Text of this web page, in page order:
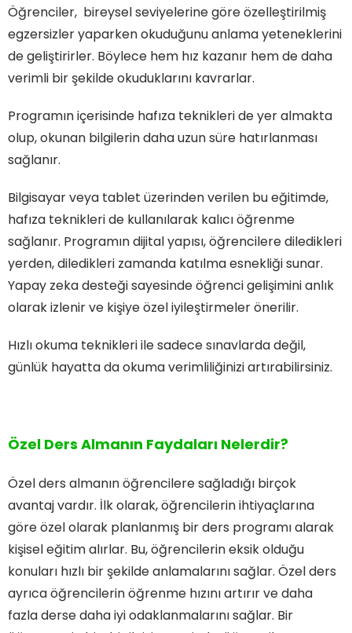
Öğrenciler, bireysel seviyelerine göre özelleştirilmiş
egzersizler yaparken okuduğunu anlama yeteneklerini
de geliştirirler. Böylece hem hız kazanır hem de daha
verimli bir şekilde okuduklarını kavrarlar.
Programın içerisinde hafıza teknikleri de yer almakta
olup, okunan bilgilerin daha uzun süre hatırlanması
sağlanır.
Bilgisayar veya tablet üzerinden verilen bu eğitimde,
hafıza teknikleri de kullanılarak kalıcı öğrenme
sağlanır. Programın dijital yapısı, öğrencilere diledikleri
yerden, diledikleri zamanda katılma esnekliği sunar.
Yapay zeka desteği sayesinde öğrenci gelişimini anlık
olarak izlenir ve kişiye özel iyileştirmeler önerilir.
Hızlı okuma teknikleri ile sadece sınavlarda değil,
günlük hayatta da okuma verimliliğinizi artırabilirsiniz.
Özel Ders Almanın Faydaları Nelerdir?
Özel ders almanın öğrencilere sağladığı birçok
avantaj vardır. İlk olarak, öğrencilerin ihtiyaçlarına
göre özel olarak planlanmış bir ders programı alarak
kişisel eğitim alırlar. Bu, öğrencilerin eksik olduğu
konuları hızlı bir şekilde anlamalarını sağlar. Özel ders
ayrıca öğrencilerin öğrenme hızını artırır ve daha
fazla derse daha iyi odaklanmalarını sağlar. Bir